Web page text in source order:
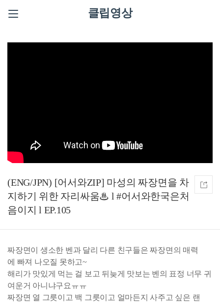
클립영상
(ENG/JPN) [어서와ZIP] 마성의 짜장면을 차
지하기 위한 자리싸움♨ l #어서와한국은처
음이지 l EP.105
짜장면이 생소한 벤과 달리 다른 친구들은 짜장면의 매력
에 빠져 나오질 못하고~
해리가 맛있게 먹는 걸 보고 뒤늦게 맛보는 벤의 표정 너무 귀
여운거 아니냐구요ㅠㅠ
짜장면 열 그릇이고 백 그릇이고 얼마든지 사주고 싶은 랜